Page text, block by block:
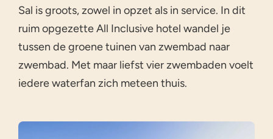
Sal is groots, zowel in opzet als in service. In dit
ruim opgezette All Inclusive hotel wandel je
tussen de groene tuinen van zwembad naar
zwembad. Met maar liefst vier zwembaden voelt
iedere waterfan zich meteen thuis.